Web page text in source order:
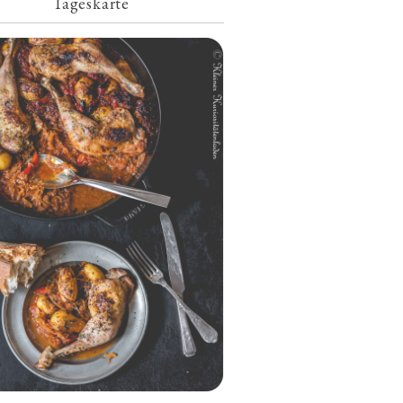
Geschmorte Hähnchenschenkel auf
und kleinen Kartoffeln